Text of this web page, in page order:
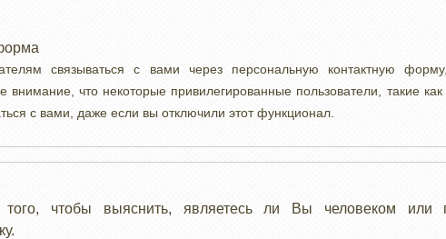
связываться с вами через персональную контактную
внимание, что некоторые привилегированные пользователи, такие
с вами, даже если вы отключили этот функционал.
чтобы выяснить, являетесь ли Вы человеком или